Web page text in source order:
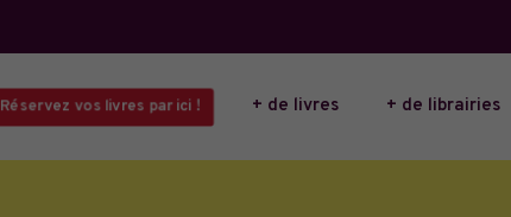
Réservez vos livres par ici ! + de livres + de librairies